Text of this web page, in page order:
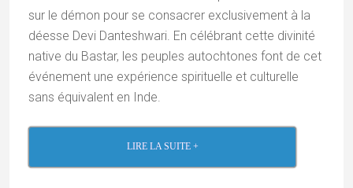
sur le démon pour se consacrer exclusivement à la
déesse Devi Danteshwari. En célébrant cette divinité
native du Bastar, les peuples autochtones font de cet
événement une expérience spirituelle et culturelle
sans équivalent en Inde.
LIRE LA SUITE +